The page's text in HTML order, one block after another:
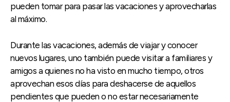
pueden tomar para pasar las vacaciones y aprovecharlas
al máximo.
Durante las vacaciones, además de viajar y conocer
nuevos lugares, uno también puede visitar a familiares y
amigos a quienes no ha visto en mucho tiempo, otros
aprovechan esos días para deshacerse de aquellos
pendientes que pueden o no estar necesariamente